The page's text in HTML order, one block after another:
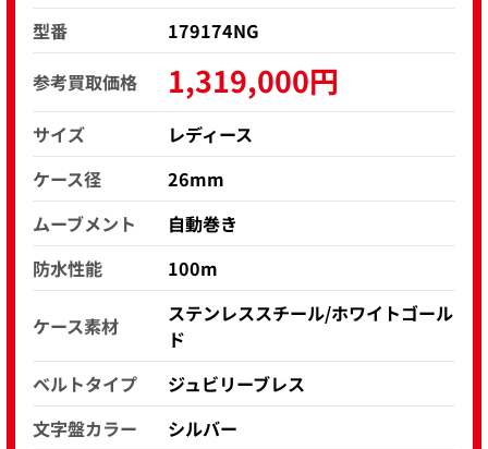
型番
179174NG
参考買取価格
1,319,000円
サイズ
レディース
ケース径
26mm
ムーブメント
自動巻き
防水性能
100m
ケース素材
ステンレススチール/ホワイトゴール
ド
ベルトタイプ
ジュビリーブレス
文字盤カラー
シルバー